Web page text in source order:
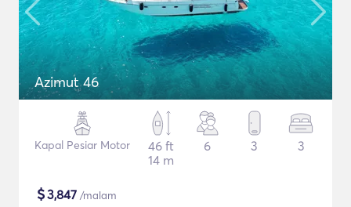
Azimut 46
Kapal Pesiar Motor
46 ft
14 m
6 3 3
$3,847 /malam